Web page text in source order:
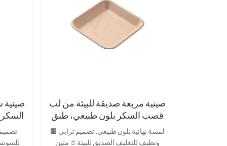
على
الميكروويف والفريزر - مثالية لإعداد
الوجبات وتوصيلها
السكر
صينية مربعة صديقة للبيئة من لب
قصب السكر بلون طبيعي، طبق
طعام مجمد قابل للتحلل
🟫 لمسة نهائية بلون طبيعي: تصميم ترابي
ونظيف للتغليف الصديق للبيئة🧃 متين